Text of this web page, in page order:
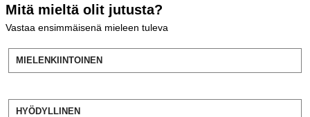
Mitä mieltä olit jutusta?
Vastaa ensimmäisenä mieleen tuleva
MIELENKIINTOINEN
HYÖDYLLINEN